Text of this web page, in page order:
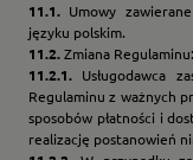
11.1. Umowy
języku polskim.
11.2.Zmiana Regulaminu:
11.2.1. Usługodawca
Regulaminu z ważnych
sposobów płatności i
realizację postanowień